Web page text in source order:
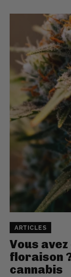
ARTICLES
Vous
floraison
cannabis